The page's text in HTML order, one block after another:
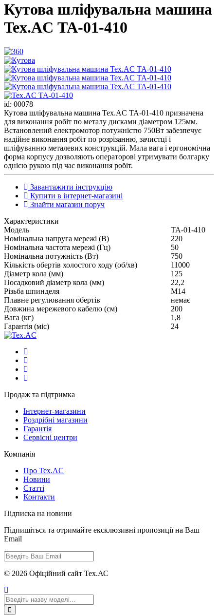
Кутова шліфувальна машина
Tex.AC ТА-01-410
id: 00078
Кутова шліфувальна машина Tex.AC ТА-01-410 призначена
для виконання робіт по металу дисками діаметром 125мм.
Встановлений електромотор потужністю 750Вт забезпечує
надійне виконання робіт по розрізанню, зачистці і
шліфуванню металевих конструкцій. Мала вага і ергономічна
форма корпусу дозволяють операторові утримувати болгарку
однією рукою під час виконання робіт.
Завантажити інструкцію
Купити в інтернет-магазині
Знайти магазин поруч
Характеристики
Модель
ТА-01-410
Номінальна напруга мережі (В)
220
Номінальна частота мережі (Гц)
50
Номінальна потужність (Вт)
750
Кількість обертів холостого ходу (об/хв)
11000
Діаметр кола (мм)
125
Посадковий діаметр кола (мм)
22,2
Різьба шпинделя
М14
Плавне регулювання обертів
немає
Довжина мережевого кабелю (см)
200
Вага (кг)
1,8
Гарантія (міс)
24
Продаж та підтримка
Інтернет-магазини
Роздрібні магазини
Гарантія
Сервісні центри
Компанія
Про Tex.AC
Новини
Статті
Контакти
Підписка на новини
Підпишіться та отримайте ексклюзивні пропозиції на Ваш
Email
© 2026 Офіційний сайт Тех.АС